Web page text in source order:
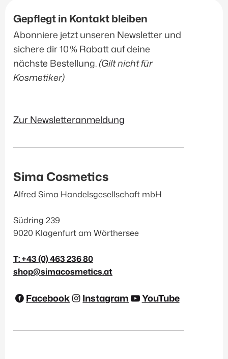
Gepflegt in Kontakt bleiben
Abonniere jetzt unseren Newsletter und
sichere dir 10 % Rabatt auf deine
nächste Bestellung.(Gilt nicht für
Kosmetiker)
Zur Newsletteranmeldung
Sima Cosmetics
Alfred Sima Handelsgesellschaft mbH
Südring 239
9020 Klagenfurt am Wörthersee
T: +43 (0) 463 236 80
shop@simacosmetics.at
Facebook Instagram YouTube